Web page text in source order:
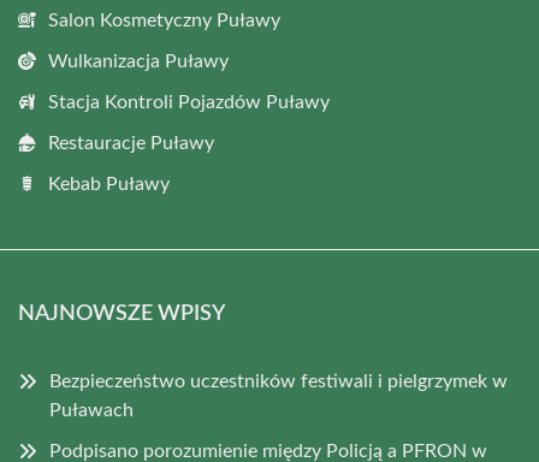
Salon Kosmetyczny Puławy
Wulkanizacja Puławy
Stacja Kontroli Pojazdów Puławy
Restauracje Puławy
Kebab Puławy
NAJNOWSZE WPISY
Bezpieczeństwo uczestników festiwali i pielgrzymek w
Puławach
Podpisano porozumienie między Policją a PFRON w